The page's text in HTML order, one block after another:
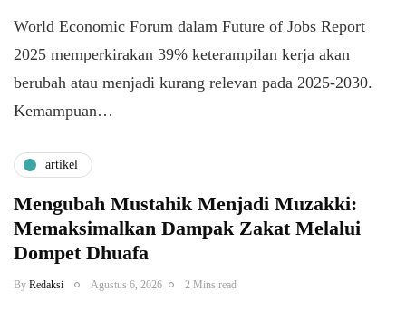
World Economic Forum dalam Future of Jobs Report
2025 memperkirakan 39% keterampilan kerja akan
berubah atau menjadi kurang relevan pada 2025-2030.
Kemampuan…
artikel
Mengubah Mustahik Menjadi Muzakki:
Memaksimalkan Dampak Zakat Melalui
Dompet Dhuafa
By Redaksi Agustus 6, 2026 2 Mins read